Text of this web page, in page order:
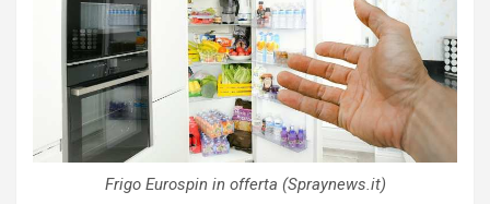
Frigo Eurospin in offerta (Spraynews.it)